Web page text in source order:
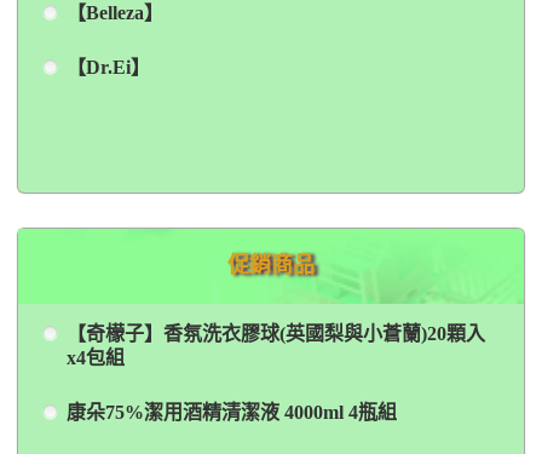
【Belleza】
【Dr.Ei】
促銷商品
【奇檬子】香氛洗衣膠球(英國梨與小蒼蘭)20顆入
x4包組
康朵75%潔用酒精清潔液 4000ml 4瓶組